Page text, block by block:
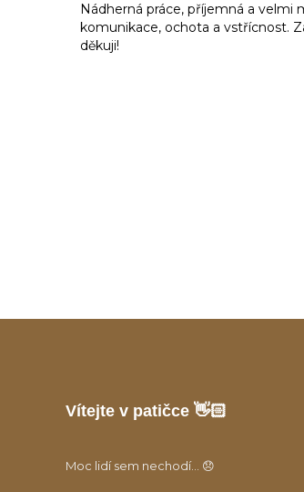
Nádherná práce, příjemná a velmi
komunikace, ochota a vstřícnost.
děkuji!
Vítejte v patičce 👋🏻
Moc lidí sem nechodí... 😞